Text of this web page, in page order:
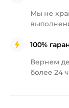
Мы не
100%
Вернем
более 24